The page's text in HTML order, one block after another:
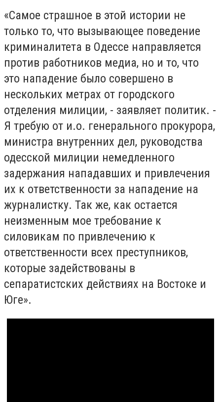
«Самое страшное в этой истории не
только то, что вызывающее поведение
криминалитета в Одессе направляется
против работников медиа, но и то, что
это нападение было совершено в
нескольких метрах от городского
отделения милиции, - заявляет политик. -
Я требую от и.о. генерального прокурора,
министра внутренних дел, руководства
одесской милиции немедленного
задержания нападавших и привлечения
их к ответственности за нападение на
журналистку. Так же, как остается
неизменным мое требование к
силовикам по привлечению к
ответственности всех преступников,
которые задействованы в
сепаратистских действиях на Востоке и
Юге».